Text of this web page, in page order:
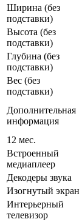
Ширина (без
подставки)
Высота (без
подставки)
Глубина (без
подставки)
Вес (без
подставки)
Дополнительная
информация
12 мес.
Встроенный
медиаплеер
Декодеры звука
Изогнутый экран
Интерьерный
телевизор